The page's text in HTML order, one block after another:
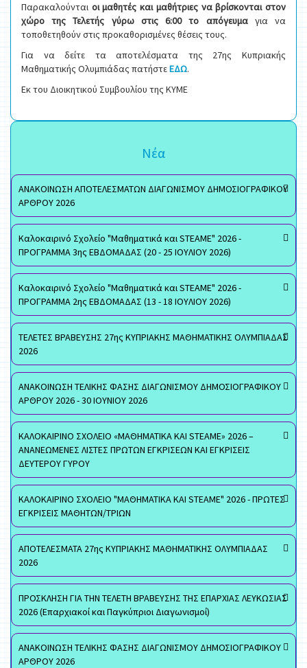
Παρακαλούνται οι μαθητές και μαθήτριες να βρίσκονται στον
χώρο της Τελετής γύρω στις 6:00 το απόγευμαγια να
τοποθετηθούν στις προκαθορισμένες θέσεις τους.
Για να δείτε τα αποτελέσματα της 27ης Κυπριακής
Μαθηματικής Ολυμπιάδας πατήστεΕΔΩ.
Εκ του Διοικητικού Συμβουλίου της ΚΥΜΕ
Νέα
ΑΝΑΚΟΙΝΩΣΗ ΑΠΟΤΕΛΕΣΜΑΤΩΝ ΔΙΑΓΩΝΙΣΜΟΥ ΔΗΜΟΣΙΟΓΡΑΦΙΚΟΥ
ΑΡΘΡΟΥ 2026
Καλοκαιρινό Σχολείο "Μαθηματικά και STEAME" 2026 -
ΠΡΟΓΡΑΜΜΑ 3ης ΕΒΔΟΜΑΔΑΣ (20 - 25 ΙΟΥΛΙΟΥ 2026)
Καλοκαιρινό Σχολείο "Μαθηματικά και STEAME" 2026 -
ΠΡΟΓΡΑΜΜΑ 2ης ΕΒΔΟΜΑΔΑΣ (13 - 18 ΙΟΥΛΙΟΥ 2026)
ΤΕΛΕΤΕΣ ΒΡΑΒΕΥΣΗΣ 27ης ΚΥΠΡΙΑΚΗΣ ΜΑΘΗΜΑΤΙΚΗΣ ΟΛΥΜΠΙΑΔΑΣ
2026
ΑΝΑΚΟΙΝΩΣΗ ΤΕΛΙΚΗΣ ΦΑΣΗΣ ΔΙΑΓΩΝΙΣΜΟΥ ΔΗΜΟΣΙΟΓΡΑΦΙΚΟΥ
ΑΡΘΡΟΥ 2026 - 30 ΙΟΥΝΙΟΥ 2026
ΚΑΛΟΚΑΙΡΙΝΟ ΣΧΟΛΕΙΟ «ΜΑΘΗΜΑΤΙΚΑ ΚΑΙ STEAME» 2026 –
ΑΝΑΝΕΩΜΕΝΕΣ ΛΙΣΤΕΣ ΠΡΩΤΩΝ ΕΓΚΡΙΣΕΩΝ ΚΑΙ ΕΓΚΡΙΣΕΙΣ
ΔΕΥΤΕΡΟΥ ΓΥΡΟΥ
ΚΑΛΟΚΑΙΡΙΝΟ ΣΧΟΛΕΙΟ "ΜΑΘΗΜΑΤΙΚΑ ΚΑΙ STEAME" 2026 - ΠΡΩΤΕΣ
ΕΓΚΡΙΣΕΙΣ ΜΑΘΗΤΩΝ/ΤΡΙΩΝ
ΑΠΟΤΕΛΕΣΜΑΤΑ 27ης ΚΥΠΡΙΑΚΗΣ ΜΑΘΗΜΑΤΙΚΗΣ ΟΛΥΜΠΙΑΔΑΣ
2026
ΠΡΟΣΚΛΗΣΗ ΓΙΑ ΤΗΝ ΤΕΛΕΤΗ ΒΡΑΒΕΥΣΗΣ ΤΗΣ ΕΠΑΡΧΙΑΣ ΛΕΥΚΩΣΙΑΣ
2026 (Επαρχιακοί και Παγκύπριοι Διαγωνισμοί)
ΑΝΑΚΟΙΝΩΣΗ ΤΕΛΙΚΗΣ ΦΑΣΗΣ ΔΙΑΓΩΝΙΣΜΟΥ ΔΗΜΟΣΙΟΓΡΑΦΙΚΟΥ
ΑΡΘΡΟΥ 2026